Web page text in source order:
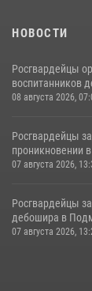
НОВОСТИ
Росгвардейцы
воспитанников
08 августа 2026,
Росгвардейцы
проникновении
07 августа 2026,
Росгвардейцы
дебошира в
07 августа 2026,